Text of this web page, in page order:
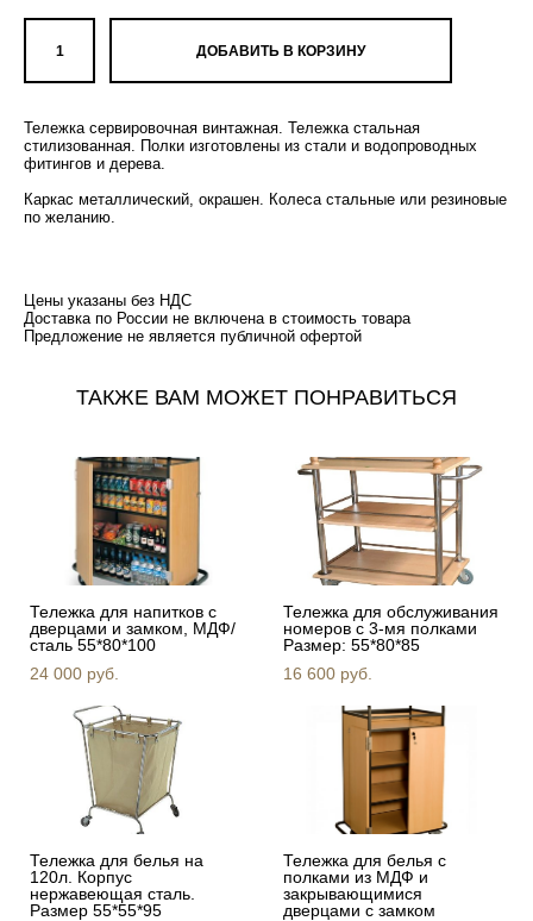
ДОБАВИТЬ В КОРЗИНУ
Тележка сервировочная винтажная. Тележка стальная
стилизованная. Полки изготовлены из стали и водопроводных
фитингов и дерева.
Каркас металлический, окрашен. Колеса стальные или резиновые
по желанию.
Цены указаны без НДС
Доставка по России не включена в стоимость товара
​Предложение не является публичной офертой
ТАКЖЕ ВАМ МОЖЕТ ПОНРАВИТЬСЯ
Тележка для напитков с
дверцами и замком, МДФ/
сталь 55*80*100
24 000 pуб.
Тележка для обслуживания
номеров с 3-мя полками
Размер: 55*80*85
16 600 pуб.
Тележка для белья на
120л. Корпус
нержавеющая сталь.
Размер 55*55*95
Тележка для белья с
полками из МДФ и
закрывающимися
дверцами с замком